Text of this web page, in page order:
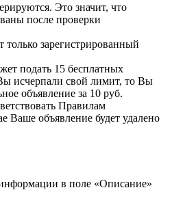
Это значит, что
после проверки
зарегистрированный
подать 15 бесплатных
исчерпали свой лимит, то Вы
объявление за 10 руб.
Правилам
Ваше объявление будет удалено
в поле «Описание»